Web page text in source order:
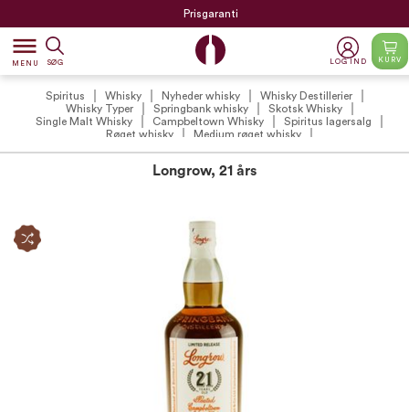
Prisgaranti
dehaze
MENU SØG LOG IND KURV
Spiritus Whisky Nyheder whisky
Whisky Destillerier
Whisky Typer
Springbank whisky
Skotsk Whisky
Single Malt Whisky
Campbeltown Whisky
Spiritus lagersalg
Røget whisky
Medium røget whisky
Longrow, 21 års